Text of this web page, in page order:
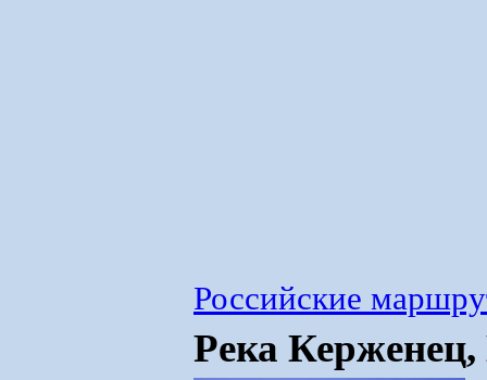
Российские
Река Керженец,